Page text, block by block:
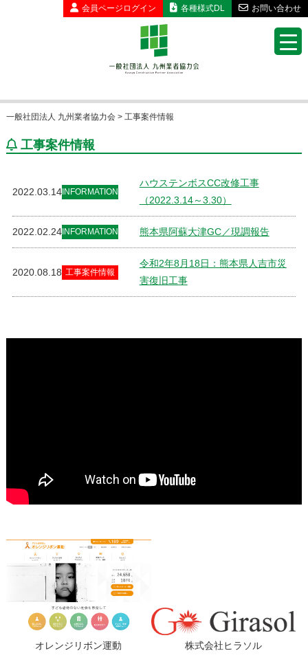
会員ページ ログイン 各種様式DL お問い合わせ
一般社団法人 九州業者協力会> 工事案件情報
工事案件情報
2022.03.14INFORMATION
ハウステンボスCC改修工事
（2022.3.14～3.30）
2022.02.24 INFORMATION 熊本県阿蘇大津GC／現調報告
2020.08.18 工事案件情報
令和2年8月18日：熊本県人吉市災
害復旧工事
オレンジリボン運動 株式会社ヒラソル